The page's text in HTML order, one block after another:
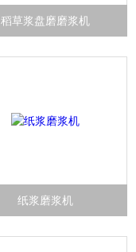
稻草浆盘磨磨浆机
纸浆磨浆机